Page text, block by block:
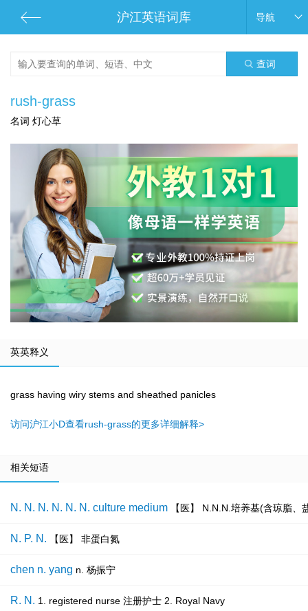
沪江英语词库 导航
查词
rush-grass
名词 灯心草
英英释义
grass having wiry stems and sheathed panicles
访问沪江小D查看rush-grass的更多详细解释>
相关短语
N. N. N. N. N. N. culture medium 【医】 N.N.N.培养基(含琼脂
N. P. N. 【医】 非蛋白氮
chen n. yang n. 杨振宁
R. N. 1. registered nurse 注册护士 2. Royal Navy